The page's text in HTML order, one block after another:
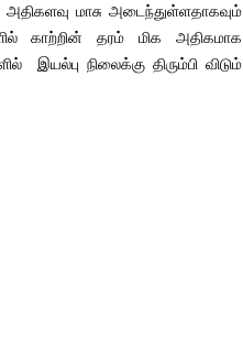
மாசு அடைந்துள்ளதாகவும்
காற்றின் தரம் மிக அதிகமாக
இயல்பு நிலைக்கு திரும்பி விடும்